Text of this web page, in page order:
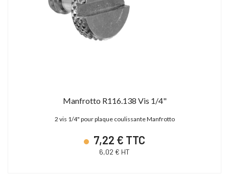
Manfrotto R116.138 Vis 1/4"
2 vis 1/4" pour plaque coulissante Manfrotto
7,22 € TTC
6,02 € HT